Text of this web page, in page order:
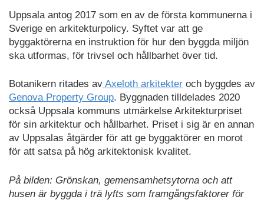
Uppsala antog 2017 som en av de första kommunerna i
Sverige en arkitekturpolicy. Syftet var att ge
byggaktörerna en instruktion för hur den byggda miljön
ska utformas, för trivsel och hållbarhet över tid.
Botanikern ritades av Axeloth arkitekter och byggdes av
Genova Property Group. Byggnaden tilldelades 2020
också Uppsala kommuns utmärkelse Arkitekturpriset
för sin arkitektur och hållbarhet. Priset i sig är en annan
av Uppsalas åtgärder för att ge byggaktörer en morot
för att satsa på hög arkitektonisk kvalitet.
På bilden: Grönskan, gemensamhetsytorna och att
husen är byggda i trä lyfts som framgångsfaktorer för